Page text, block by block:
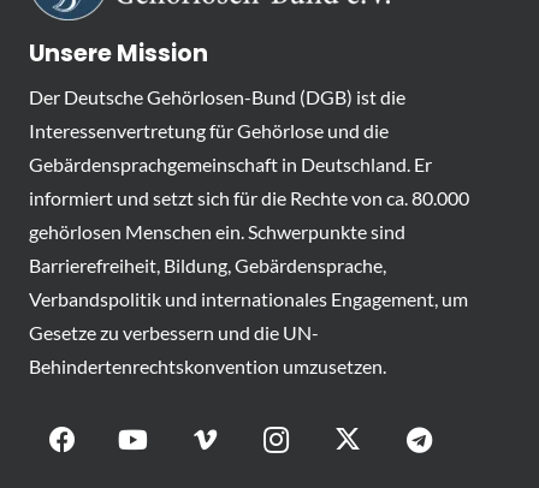
Unsere Mission
Der Deutsche Gehörlosen-Bund (DGB) ist die
Interessenvertretung für Gehörlose und die
Gebärdensprachgemeinschaft in Deutschland. Er
informiert und setzt sich für die Rechte von ca. 80.000
gehörlosen Menschen ein. Schwerpunkte sind
Barrierefreiheit, Bildung, Gebärdensprache,
Verbandspolitik und internationales Engagement, um
Gesetze zu verbessern und die UN-
Behindertenrechtskonvention umzusetzen.